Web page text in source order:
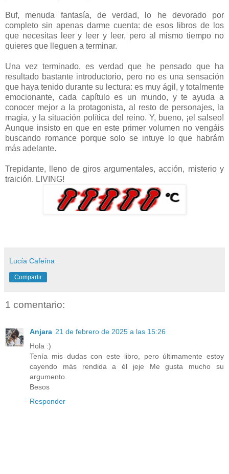
Buf, menuda fantasía, de verdad, lo he devorado por
completo sin apenas darme cuenta: de esos libros de los
que necesitas leer y leer y leer, pero al mismo tiempo no
quieres que lleguen a terminar.
Una vez terminado, es verdad que he pensado que ha
resultado bastante introductorio, pero no es una sensación
que haya tenido durante su lectura: es muy ágil, y totalmente
emocionante, cada capítulo es un mundo, y te ayuda a
conocer mejor a la protagonista, al resto de personajes, la
magia, y la situación política del reino. Y, bueno, ¡el salseo!
Aunque insisto en que en este primer volumen no vengáis
buscando romance porque solo se intuye lo que habrám
más adelante.
Trepidante, lleno de giros argumentales, acción, misterio y
traición. LIVING!
Lucía Cafeína
Compartir
1 comentario:
Anjara 21 de febrero de 2025 a las 15:26
Hola :)
Tenía mis dudas con este libro, pero últimamente estoy
cayendo más rendida a él jeje Me gusta mucho su
argumento.
Besos
Responder